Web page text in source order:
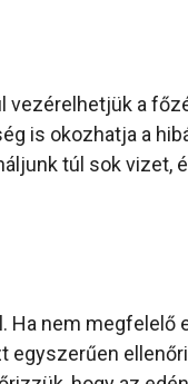
a
is okozhatja a
túl sok
nem